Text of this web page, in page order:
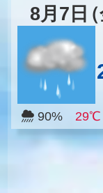
8月 7 日（
90% 29℃